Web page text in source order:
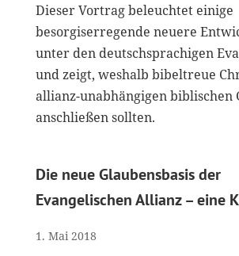
Dieser Vortrag beleuchtet einige
besorgiserregende neuere
unter den deutschsprachigen
und zeigt, weshalb bibeltreue
allianz-unabhängigen biblischen
anschließen sollten.
Die neue Glaubensbasis der
Evangelischen Allianz – eine
1. Mai 2018